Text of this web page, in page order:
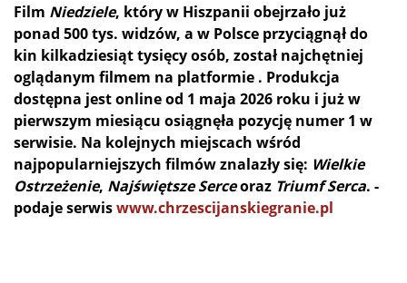
Film Niedziele, który w Hiszpanii obejrzało już
ponad 500 tys. widzów, a w Polsce przyciągnął do
kin kilkadziesiąt tysięcy osób, został najchętniej
oglądanym filmem na platformie . Produkcja
dostępna jest online od 1 maja 2026 roku i już w
pierwszym miesiącu osiągnęła pozycję numer 1 w
serwisie. Na kolejnych miejscach wśród
najpopularniejszych filmów znalazły się: Wielkie
Ostrzeżenie, Najświętsze Serceoraz Triumf Serca. -
podaje serwiswww.chrzescijanskiegranie.pl